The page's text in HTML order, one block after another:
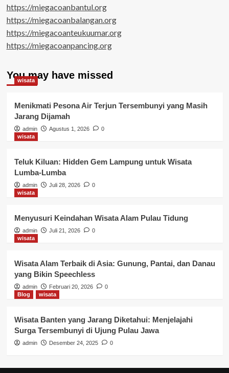
https://miegacoanbantul.org
https://miegacoanbalangan.org
https://miegacoanteukuumar.org
https://miegacoanpancing.org
You may have missed
wisata
Menikmati Pesona Air Terjun Tersembunyi yang Masih
Jarang Dijamah
admin Agustus 1, 2026
0
wisata
Teluk Kiluan: Hidden Gem Lampung untuk Wisata
Lumba-Lumba
admin Juli 28, 2026
0
wisata
Menyusuri Keindahan Wisata Alam Pulau Tidung
admin Juli 21, 2026
0
wisata
Wisata Alam Terbaik di Asia: Gunung, Pantai, dan Danau
yang Bikin Speechless
admin Februari 20, 2026
0
Blog
wisata
Wisata Banten yang Jarang Diketahui: Menjelajahi
Surga Tersembunyi di Ujung Pulau Jawa
admin Desember 24, 2025 0